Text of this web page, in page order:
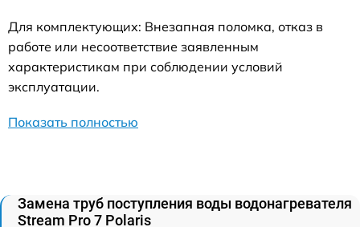
Для комплектующих: Внезапная поломка, отказ в
работе или несоответствие заявленным
характеристикам при соблюдении условий
эксплуатации.
Показать полностью
Замена труб поступления воды водонагревателя
Stream Pro 7 Polaris